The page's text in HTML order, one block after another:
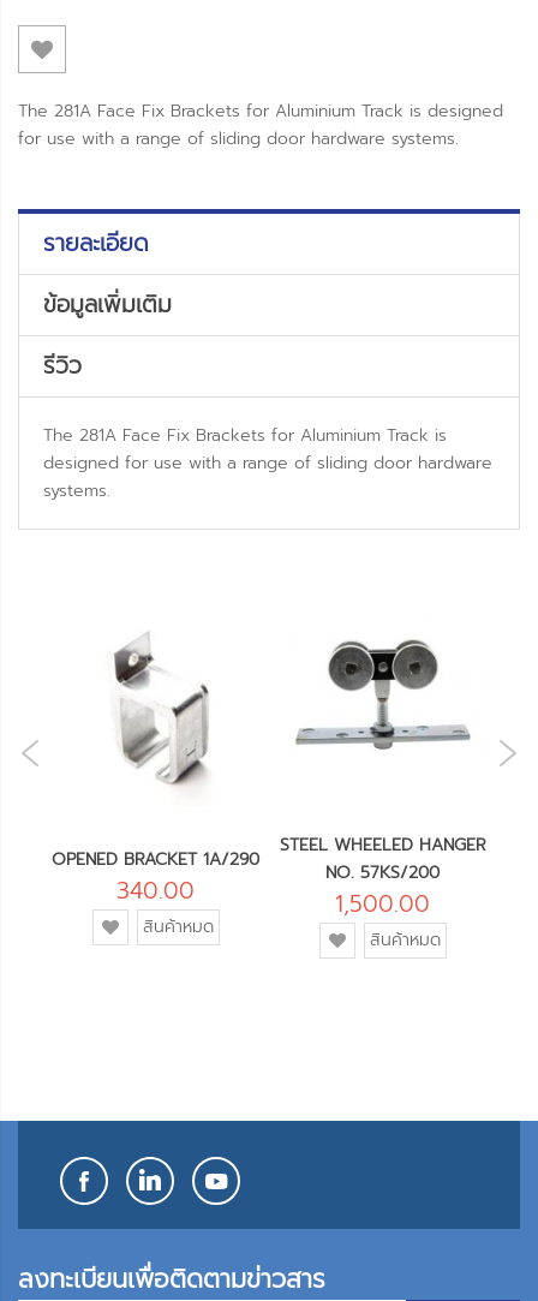
The 281A Face Fix Brackets for Aluminium Track is designed
for use with a range of sliding door hardware systems.
รายละเอียด
ข้อมูลเพิ่มเติม
รีวิว
The 281A Face Fix Brackets for Aluminium Track is
designed for use with a range of sliding door hardware
systems.
OPENED BRACKET 1A/290
340.00
เพิ่มสินค้าหมด
STEEL WHEELED HANGER
NO. 57KS/200
1,500.00
เพิ่มสินค้าหมด
ลงทะเบียนเพื่อติดตามข่าวสาร